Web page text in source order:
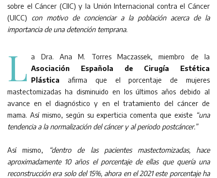
sobre el Cáncer (CIIC) y la Unión Internacional contra el Cáncer
(UICC) con motivo de concienciar a la población acerca de la
importancia de una detención temprana.
L a Dra. Ana M. Torres Maczassek, miembro de la
Asociación Española de Cirugía Estética
Plástica afirma que el porcentaje de mujeres
mastectomizadas ha disminuido en los últimos años debido al
avance en el diagnóstico y en el tratamiento del cáncer de
mama. Así mismo, según su experticia comenta que existe “una
tendencia a la normalización del cáncer y al periodo postcáncer.”
Así mismo,
“dentro de las pacientes mastectomizadas, hace
aproximadamente 10 años el porcentaje de ellas que quería una
reconstrucción era solo del 15%, ahora en el 2021 este porcentaje ha